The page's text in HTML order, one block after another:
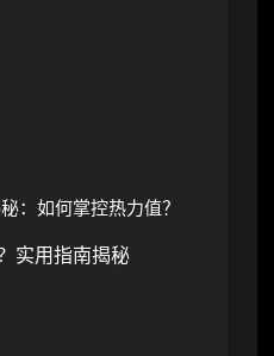
：如何掌控热力值？